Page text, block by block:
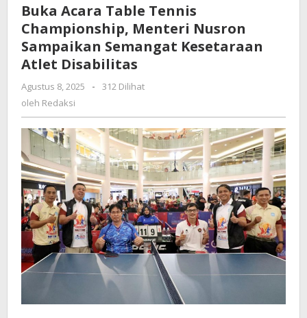
Tennis
Championship,
Menteri
Nusron
Semangat
Atlet
Disabilitas
Buka Acara Table Tennis
Championship, Menteri Nusron
Sampaikan Semangat Kesetaraan
Atlet Disabilitas
Agustus 8, 2025
oleh
-
312 Dilihat
oleh Redaksi